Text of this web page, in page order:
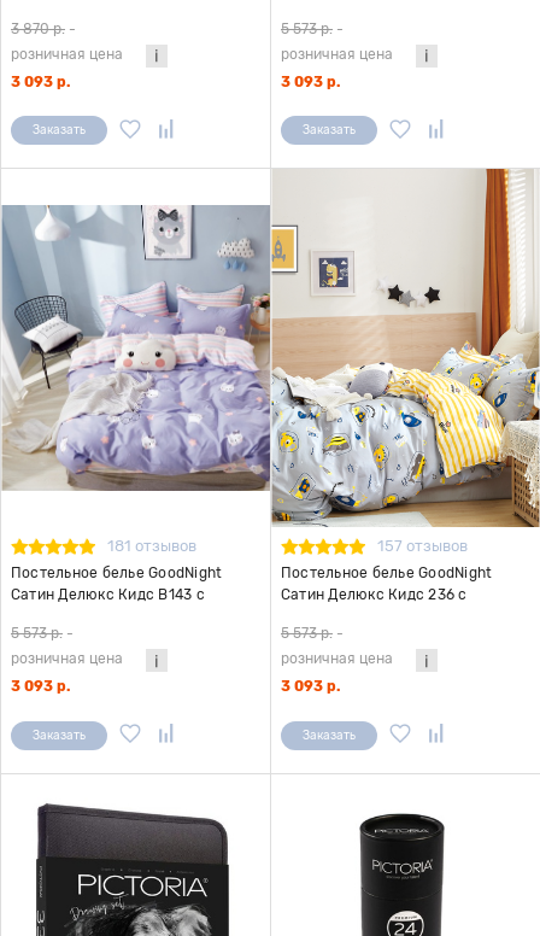
3 870 р. -
розничная цена
3 093 р.
Заказать
5 573 р. -
розничная цена
3 093 р.
Заказать
181 отзывов
Постельное белье GoodNight
Сатин Делюкс Кидс В143 с
5 573 р. -
розничная цена
3 093 р.
Заказать
157 отзывов
Постельное белье GoodNight
Сатин Делюкс Кидс 236 с
5 573 р. -
розничная цена
3 093 р.
Заказать